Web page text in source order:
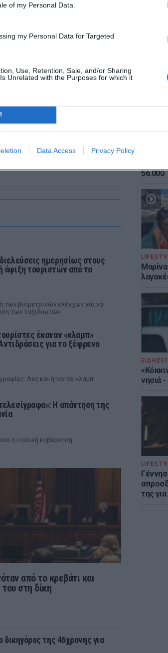
of my Personal Data.
my Personal Data for Targeted
Use, Retention, Sale, and/or Sharing
Unrelated with the Purposes for which it
Data Access Privacy Policy
56.000
νησιά
της
ημερησίως στους
άφιξη τουριστών από τα
των βιομετρικών ελέγχων για να
των ταξιδιωτών
έκαναν «κλαμπ»
για το ξέφρενο
Λες και ήταν σε κλαμπ
Η απάντηση της
η ιταλική κυβέρνηση
από το κρεβάτι και
στη δίκη
δικηγόρος της 46χρονης για